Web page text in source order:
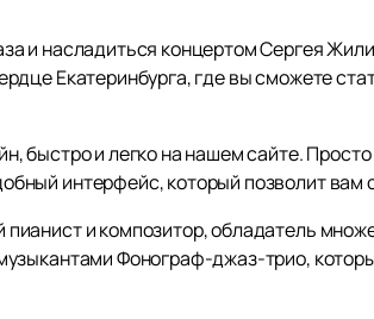
и насладиться концертом Сергея
Екатеринбурга, где вы сможете
быстро и легко на нашем сайте.
интерфейс, который позволит вам
и композитор, обладатель
Фонограф-джаз-трио,